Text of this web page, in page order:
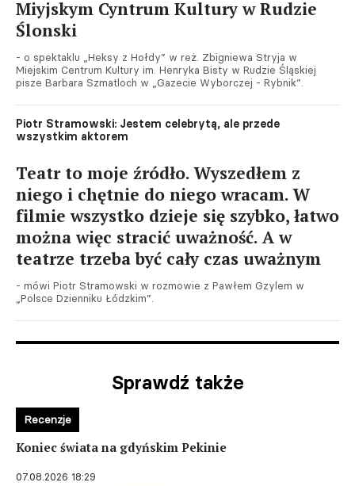
Miyjskym Cyntrum Kultury w Rudzie
Ślonski
- o spektaklu „Heksy z Hołdy” w reż. Zbigniewa Stryja w
Miejskim Centrum Kultury im. Henryka Bisty w Rudzie Śląskiej
pisze Barbara Szmatloch w „Gazecie Wyborczej - Rybnik”.
Piotr Stramowski: Jestem celebrytą, ale przede
wszystkim aktorem
Teatr to moje źródło. Wyszedłem z
niego i chętnie do niego wracam. W
filmie wszystko dzieje się szybko, łatwo
można więc stracić uważność. A w
teatrze trzeba być cały czas uważnym
- mówi Piotr Stramowski w rozmowie z Pawłem Gzylem w
„Polsce Dzienniku Łódzkim”.
Sprawdź także
Koniec świata na gdyńskim Pekinie
07.08.2026 18:29
Recenzje